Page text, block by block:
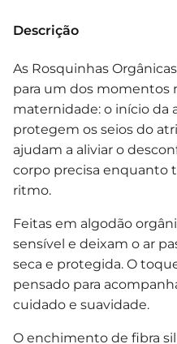
Descrição
As Rosquinhas
para um dos momentos
maternidade: o início da
protegem os seios do
ajudam a aliviar o
corpo precisa enquanto
ritmo.
Feitas em algodão
sensível e deixam o ar
seca e protegida. O
pensado para
cuidado e suavidade.
O enchimento de fibra